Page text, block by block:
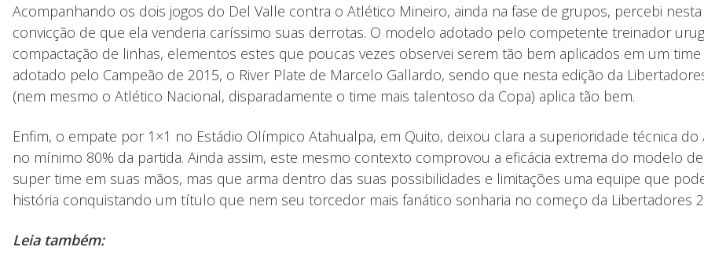
Acompanhando os dois jogos do Del Valle contra o Atlético Mineiro, ainda na fase de grupos, percebi
convicção de que ela venderia caríssimo suas derrotas. O modelo adotado pelo competente treinador
compactação de linhas, elementos estes que poucas vezes observei serem tão bem aplicados em um
adotado pelo Campeão de 2015, o River Plate de Marcelo Gallardo, sendo que nesta edição da
(nem mesmo o Atlético Nacional, disparadamente o time mais talentoso da Copa) aplica tão bem.
Enfim, o empate por 1×1 no Estádio Olímpico Atahualpa, em Quito, deixou clara a superioridade técnica
no mínimo 80% da partida. Ainda assim, este mesmo contexto comprovou a eficácia extrema do modelo
super time em suas mãos, mas que arma dentro das suas possibilidades e limitações uma equipe que
história conquistando um título que nem seu torcedor mais fanático sonharia no começo da Libertadores
Leia também: